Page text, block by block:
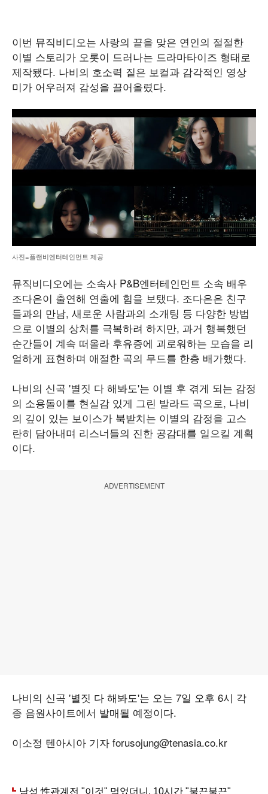
이번 뮤직비디오는 사랑의 끝을 맞은 연인의 절절한
이별 스토리가 오롯이 드러나는 드라마타이즈 형태로
제작됐다. 나비의 호소력 짙은 보컬과 감각적인 영상
미가 어우러져 감성을 끌어올렸다.
사진=플랜비엔터테인먼트 제공
뮤직비디오에는 소속사 P&B엔터테인먼트 소속 배우
조다은이 출연해 연출에 힘을 보탰다. 조다은은 친구
들과의 만남, 새로운 사람과의 소개팅 등 다양한 방법
으로 이별의 상처를 극복하려 하지만, 과거 행복했던
순간들이 계속 떠올라 후유증에 괴로워하는 모습을 리
얼하게 표현하며 애절한 곡의 무드를 한층 배가했다.
나비의 신곡 '별짓 다 해봐도'는 이별 후 겪게 되는 감정
의 소용돌이를 현실감 있게 그린 발라드 곡으로, 나비
의 깊이 있는 보이스가 북받치는 이별의 감정을 고스
란히 담아내며 리스너들의 진한 공감대를 일으킬 계획
이다.
ADVERTISEMENT
나비의 신곡 '별짓 다 해봐도'는 오는 7일 오후 6시 각
종 음원사이트에서 발매될 예정이다.
이소정 텐아시아 기자 forusojung@tenasia.co.kr